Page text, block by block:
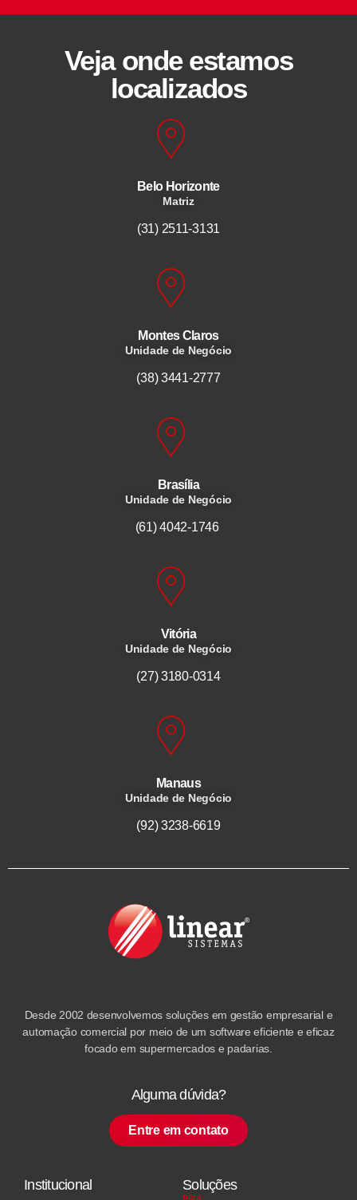
Veja onde estamos
localizados
Belo Horizonte
Matriz
(31) 2511-3131
Montes Claros
Unidade de Negócio
(38) 3441-2777
Brasília
Unidade de Negócio
(61) 4042-1746
Vitória
Unidade de Negócio
(27) 3180-0314
Manaus
Unidade de Negócio
(92) 3238-6619
Desde 2002 desenvolvemos soluções em gestão empresarial e
automação comercial por meio de um software eficiente e eficaz
focado em supermercados e padarias.
Alguma dúvida?
Entre em contato
Institucional Soluções
para